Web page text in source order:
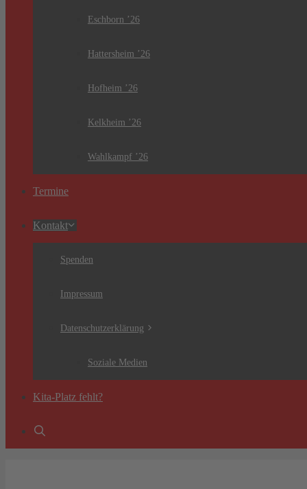
Eschborn ’26
Hattersheim ’26
Hofheim ’26
Kelkheim ’26
Wahlkampf ’26
Termine
Kontakt
Spenden
Impressum
Datenschutzerklärung
Soziale Medien
Kita-Platz fehlt?